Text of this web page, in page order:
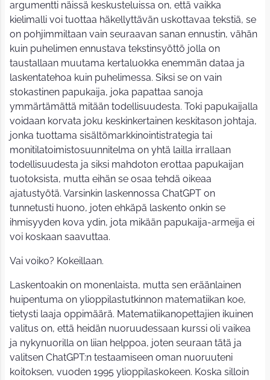
argumentti näissä keskusteluissa on, että vaikka
kielimalli voi tuottaa häkellyttävän uskottavaa tekstiä, se
on pohjimmiltaan vain seuraavan sanan ennustin, vähän
kuin puhelimen ennustava tekstinsyöttö jolla on
taustallaan muutama kertaluokka enemmän dataa ja
laskentatehoa kuin puhelimessa. Siksi se on vain
stokastinen papukaija, joka papattaa sanoja
ymmärtämättä mitään todellisuudesta. Toki papukaijalla
voidaan korvata joku keskinkertainen keskitason johtaja,
jonka tuottama sisältömarkkinointistrategia tai
monitilatoimistosuunnitelma on yhtä lailla irrallaan
todellisuudesta ja siksi mahdoton erottaa papukaijan
tuotoksista, mutta eihän se osaa tehdä oikeaa
ajatustyötä. Varsinkin laskennossa ChatGPT on
tunnetusti huono, joten ehkäpä laskento onkin se
ihmisyyden kova ydin, jota mikään papukaija-armeija ei
voi koskaan saavuttaa.
Vai voiko? Kokeillaan.
Laskentoakin on monenlaista, mutta sen eräänlainen
huipentuma on ylioppilastutkinnon matematiikan koe,
tietysti laaja oppimäärä. Matematiikanopettajien ikuinen
valitus on, että heidän nuoruudessaan kurssi oli vaikea
ja nykynuorilla on liian helppoa, joten seuraan tätä ja
valitsen ChatGPT:n testaamiseen oman nuoruuteni
koitoksen, vuoden 1995 ylioppilaskokeen. Koska silloin